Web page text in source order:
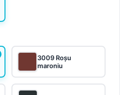
3009 Roșu
maroniu